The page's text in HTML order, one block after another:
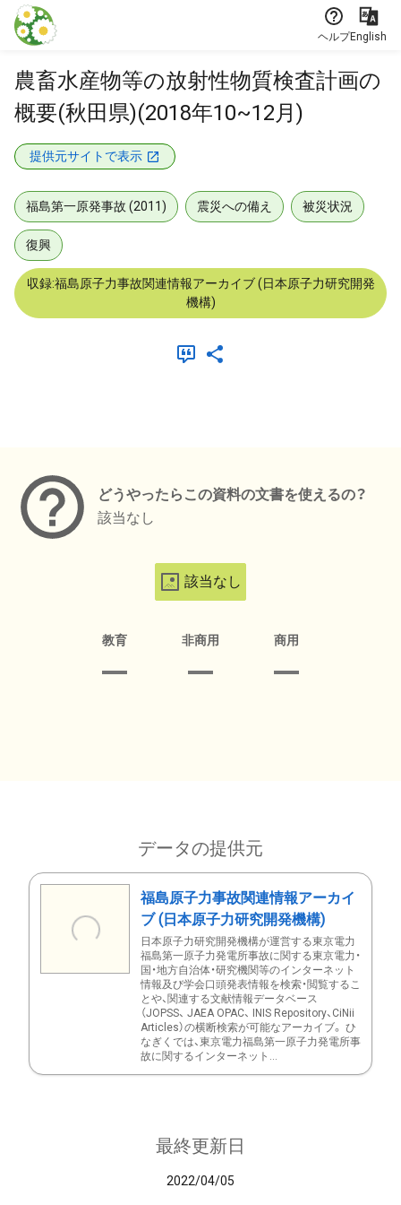
本文に飛ぶ
ヘルプEnglish
農畜水産物等の放射性物質検査計画の
概要(秋田県)(2018年10~12月)
提供元サイトで表示
福島第一原発事故 (2011) 震災への備え 被災状況
復興
収録:福島原子力事故関連情報アーカイブ (日本原子力研究開発
機構)
どうやったらこの資料の文書を使えるの？
該当なし
該当なし
教育 非商用 商用
データの提供元
福島原子力事故関連情報アーカイ
ブ (日本原子力研究開発機構)
日本原子力研究開発機構が運営する東京電力
福島第一原子力発電所事故に関する東京電力・
国・地方自治体・研究機関等のインターネット
情報及び学会口頭発表情報を検索・閲覧するこ
とや、関連する文献情報データベース
（JOPSS、 JAEA OPAC、 INIS Repository、CiNii
Articles）の横断検索が可能なアーカイブ。 ひ
なぎくでは、東京電力福島第一原子力発電所事
故に関するインターネット...
最終更新日
2022/04/05